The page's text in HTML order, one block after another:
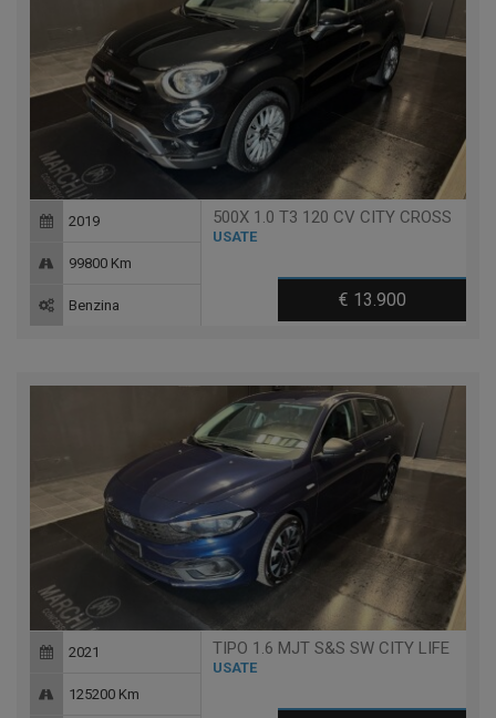
500X 1.0 T3 120 CV CITY CROSS
USATE
€ 13.900
2019
99800 Km
Benzina
TIPO 1.6 MJT S&S SW CITY LIFE
USATE
2021
125200 Km